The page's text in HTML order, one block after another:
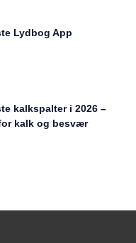
Lydbog App
kalkspalter i 2026 –
kalk og besvær